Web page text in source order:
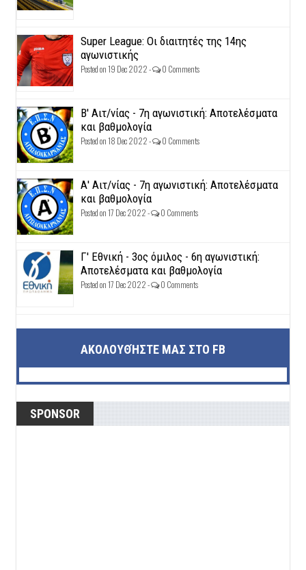
Super League: Οι διαιτητές της 14ης
αγωνιστικής
Posted on 19 Dec 2022 - 0 Comments
Β' Αιτ/νίας - 7η αγωνιστική: Αποτελέσματα
και βαθμολογία
Posted on 18 Dec 2022 - 0 Comments
Α' Αιτ/νίας - 7η αγωνιστική: Αποτελέσματα
και βαθμολογία
Posted on 17 Dec 2022 - 0 Comments
Γ' Εθνική - 3ος όμιλος - 6η αγωνιστική:
Αποτελέσματα και βαθμολογία
Posted on 17 Dec 2022 - 0 Comments
ΑΚΟΛΟΥΘΉΣΤΕ ΜΑΣ ΣΤΟ FB
SPONSOR